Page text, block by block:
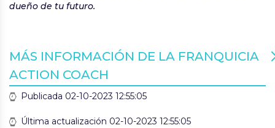
dueño de tu futuro.
MÁS INFORMACIÓN DE LA FRANQUICIA
ACTION COACH
Publicada 02-10-2023 12:55:05
Última actualización 02-10-2023 12:55:05